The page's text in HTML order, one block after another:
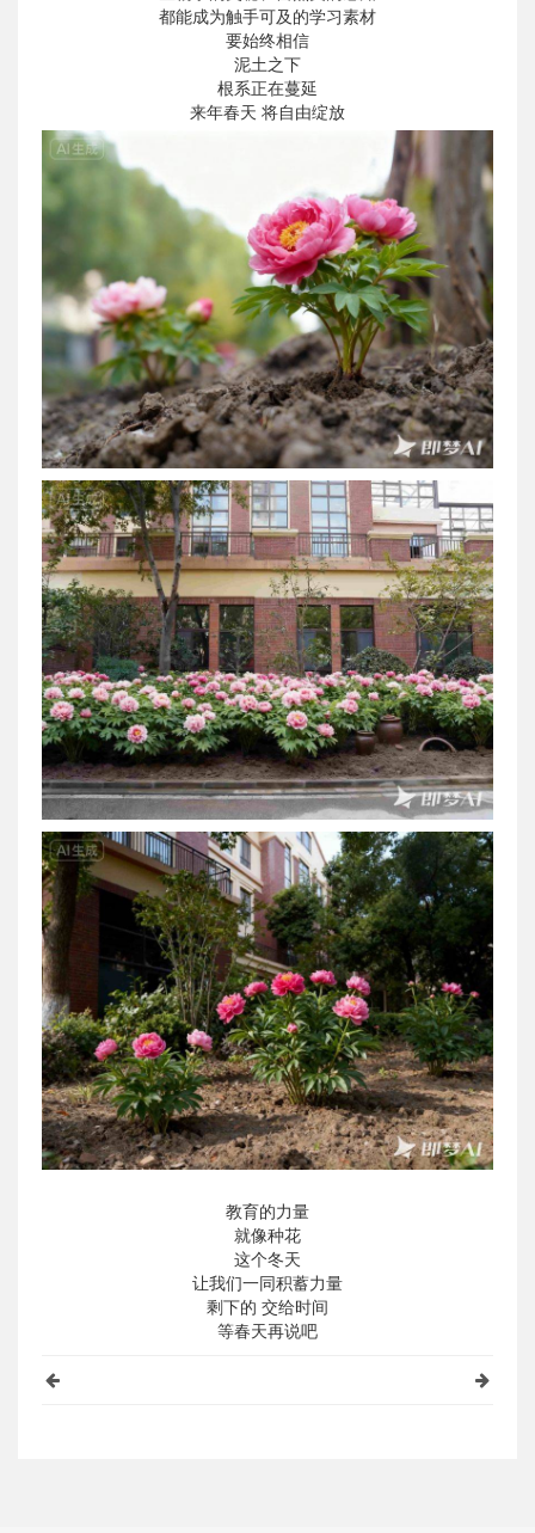
都能成为触手可及的学习素材
要始终相信
泥土之下
根系正在蔓延
来年春天 将自由绽放
教育的力量
就像种花
这个冬天
让我们一同积蓄力量
剩下的 交给时间
等春天再说吧